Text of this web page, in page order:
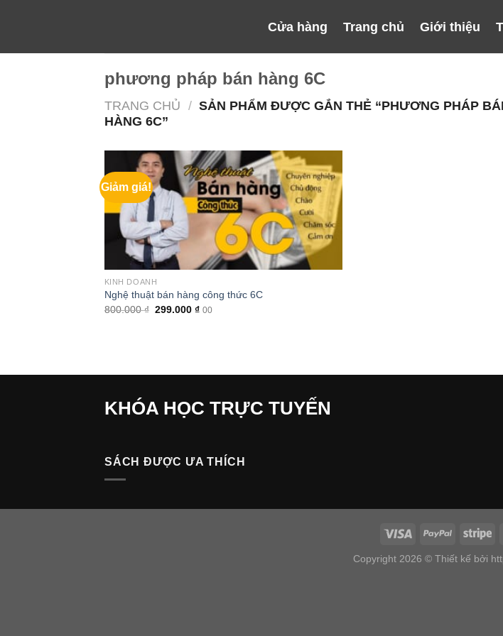
Cửa hàng Trang chủ Giới thiệu
phương pháp bán hàng 6C
TRANG CHỦ / SẢN PHẨM ĐƯỢC GẮN THẺ “PHƯƠNG PHÁP
HÀNG 6C”
Giảm giá!
KINH DOANH
Nghệ thuật bán hàng công thức 6C
800.000₫ Giá
299.000₫Giá
00
KHÓA HỌC TRỰC TUYẾN
SÁCH ĐƯỢC ƯA THÍCH
Copyright 2026 © Thiết kế bởi